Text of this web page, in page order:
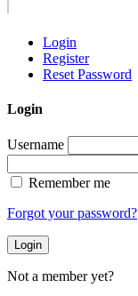
Login
Register
Reset Password
Login
Username
Remember me
Forgot your password?
Login
Not a member yet?